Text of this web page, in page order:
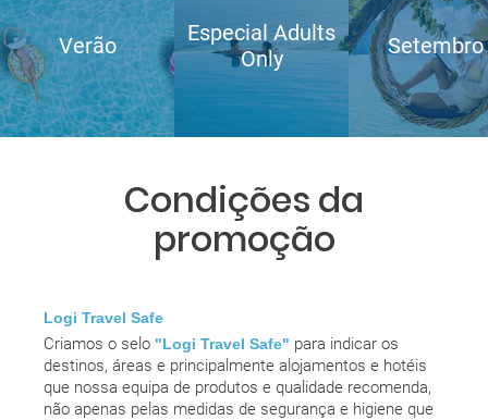
Verão
Especial Adults
Only
Setembro
Condições da
promoção
Logi Travel Safe
Criamos o selo "Logi Travel Safe" para indicar os
destinos, áreas e principalmente alojamentos e hotéis
que nossa equipa de produtos e qualidade recomenda,
não apenas pelas medidas de segurança e higiene que